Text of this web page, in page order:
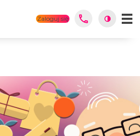
Zaloguj się